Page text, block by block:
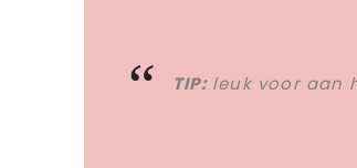
TIP:leuk voor aan